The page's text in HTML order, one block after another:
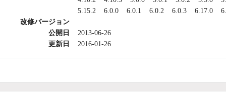
5.15.2
6.0.0 6.0.1 6.0.2 6.0.3 6.17.0
改修バージョン
公開日
2013-06-26
更新日
2016-01-26